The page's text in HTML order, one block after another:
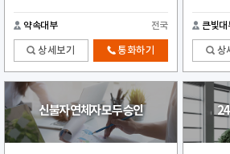
약속대부 전국
상세보기 통화하기
큰빛대
상
신불자 연체자 모두 승인